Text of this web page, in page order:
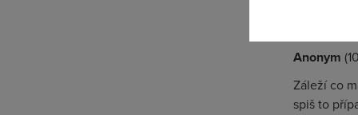
Anonym
Záleží co
spiš to